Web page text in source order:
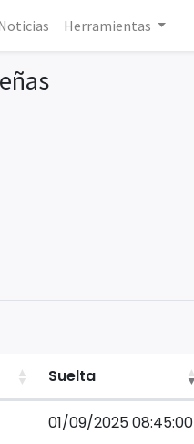
Herramientas
Suelta
01/09/2025 08:45:00